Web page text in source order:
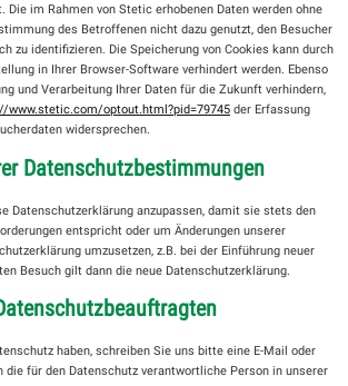
Die im Rahmen von Stetic erhobenen Daten werden ohne
des Betroffenen nicht dazu genutzt, den Besucher
zu identifizieren. Die Speicherung von Cookies kann durch
in Ihrer Browser-Software verhindert werden. Ebenso
und Verarbeitung Ihrer Daten für die Zukunft verhindern,
//www.stetic.com/optout.html?pid=79745 der Erfassung
widersprechen.
Datenschutzbestimmungen
Datenschutzerklärung anzupassen, damit sie stets den
entspricht oder um Änderungen unserer
umzusetzen, z.B. bei der Einführung neuer
Besuch gilt dann die neue Datenschutzerklärung.
haben, schreiben Sie uns bitte eine E-Mail oder
die für den Datenschutz verantwortliche Person in unserer